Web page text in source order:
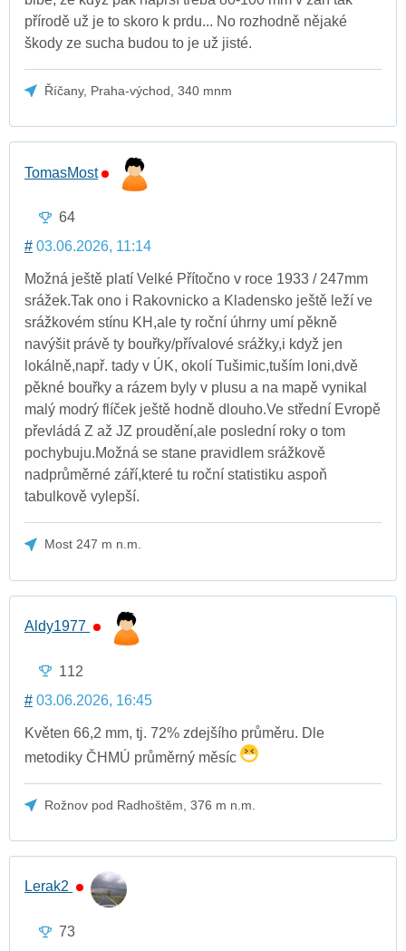
přírodě už je to skoro k prdu... No rozhodně nějaké
škody ze sucha budou to je už jisté.
Říčany, Praha-východ, 340 mnm
TomasMost
64
# 03.06.2026, 11:14
Možná ještě platí Velké Přítočno v roce 1933 / 247mm
srážek.Tak ono i Rakovnicko a Kladensko ještě leží ve
srážkovém stínu KH,ale ty roční úhrny umí pěkně
navýšit právě ty bouřky/přívalové srážky,i když jen
lokálně,např. tady v ÚK, okolí Tušimic,tuším loni,dvě
pěkné bouřky a rázem byly v plusu a na mapě vynikal
malý modrý flíček ještě hodně dlouho.Ve střední Evropě
převládá Z až JZ proudění,ale poslední roky o tom
pochybuju.Možná se stane pravidlem srážkově
nadprůměrné září,které tu roční statistiku aspoň
tabulkově vylepší.
Most 247 m n.m.
Aldy1977
112
# 03.06.2026, 16:45
Květen 66,2 mm, tj. 72% zdejšího průměru. Dle
metodiky ČHMÚ průměrný měsíc
Rožnov pod Radhoštěm, 376 m n.m.
Lerak2
73